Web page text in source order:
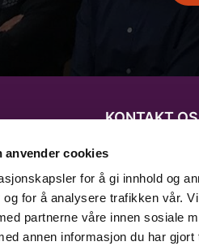
anvender cookies
for å gi innhold og
og for å analysere trafikken vår.
partnerne våre innen sosiale
annen informasjon du har
KONTAKT
Grenland
Skien